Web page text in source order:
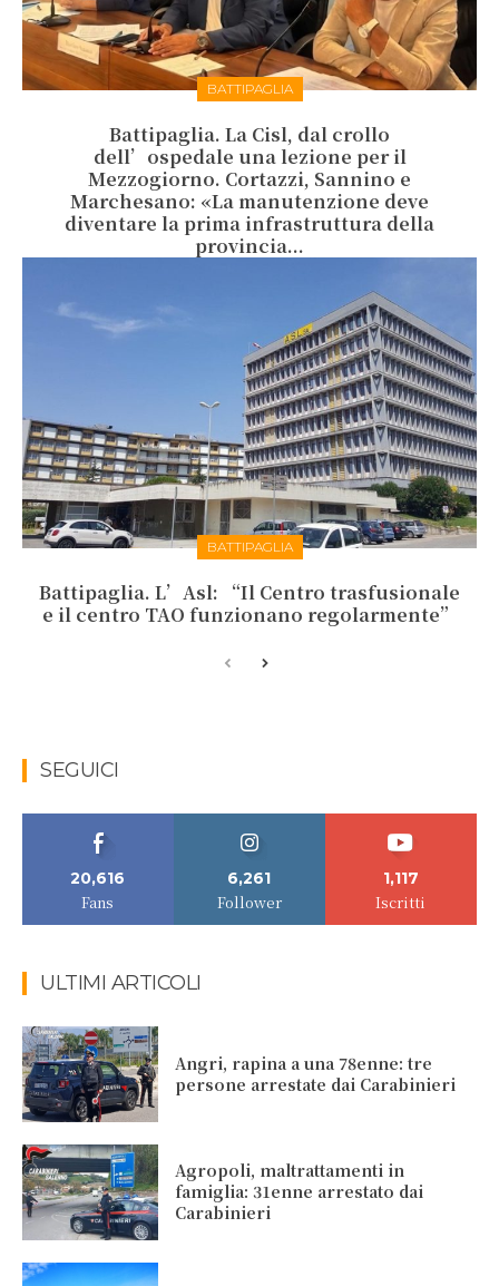
BATTIPAGLIA
Battipaglia. La Cisl, dal crollo
dell’ospedale una lezione per il
Mezzogiorno. Cortazzi, Sannino e
Marchesano: «La manutenzione deve
diventare la prima infrastruttura della
provincia...
BATTIPAGLIA
Battipaglia. L’Asl: “Il Centro trasfusionale
e il centro TAO funzionano regolarmente”
SEGUICI
20,616
Fans
6,261
Follower
1,117
Iscritti
ULTIMI ARTICOLI
Angri, rapina a una 78enne: tre
persone arrestate dai Carabinieri
Agropoli, maltrattamenti in
famiglia: 31enne arrestato dai
Carabinieri